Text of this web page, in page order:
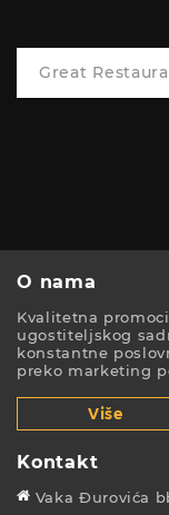
Great
O nama
Kvalitetna
ugostiteljskog
konstantne
preko marketing
Više
Kontakt
Vaka Đurovića